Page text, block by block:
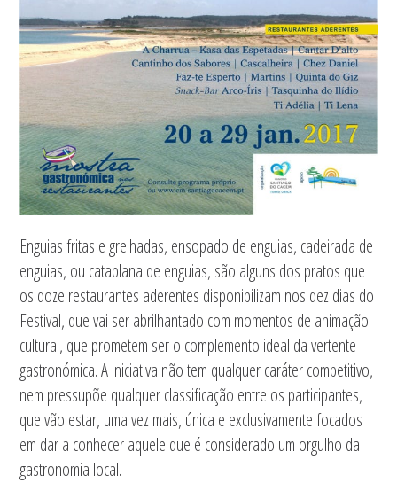
Enguias fritas e grelhadas, ensopado de enguias, cadeirada de
enguias, ou cataplana de enguias, são alguns dos pratos que
os doze restaurantes aderentes disponibilizam nos dez dias do
Festival, que vai ser abrilhantado com momentos de animação
cultural, que prometem ser o complemento ideal da vertente
gastronómica. A iniciativa não tem qualquer caráter competitivo,
nem pressupõe qualquer classificação entre os participantes,
que vão estar, uma vez mais, única e exclusivamente focados
em dar a conhecer aquele que é considerado um orgulho da
gastronomia local.